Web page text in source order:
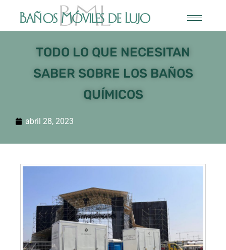
TODO LO QUE NECESITAN
SABER SOBRE LOS BAÑOS
QUÍMICOS
abril 28, 2023